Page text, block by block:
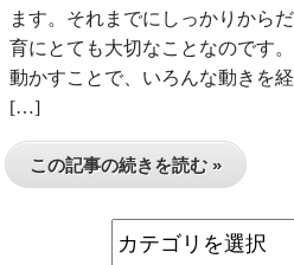
ます。それまでにしっかりから
育にとても大切なことなのです
動かすことで、いろんな動きを
[…]
この記事の続きを読む »